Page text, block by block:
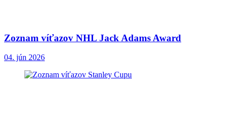
Zoznam víťazov NHL Jack Adams Award
04. jún 2026